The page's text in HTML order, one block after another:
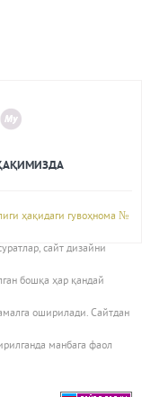
ҳақидаги гувоҳнома №
сайт дизайни
бошқа ҳар қандай
оширилади. Сайтдан
манбага фаол